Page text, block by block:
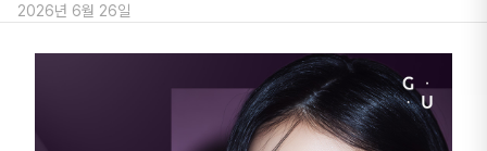
2026년 6월 26일